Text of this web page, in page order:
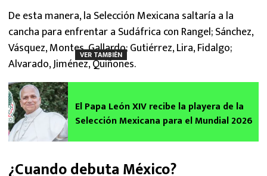
De esta manera, la Selección Mexicana saltaría a la
cancha para enfrentar a Sudáfrica con Rangel; Sánchez,
Vásquez, Montes, Gallardo; Gutiérrez, Lira, Fidalgo;
Alvarado, Jiménez, Quiñones.
VER TAMBIÉN
El Papa León XIV recibe la playera de la
Selección Mexicana para el Mundial 2026
¿Cuando debuta México?